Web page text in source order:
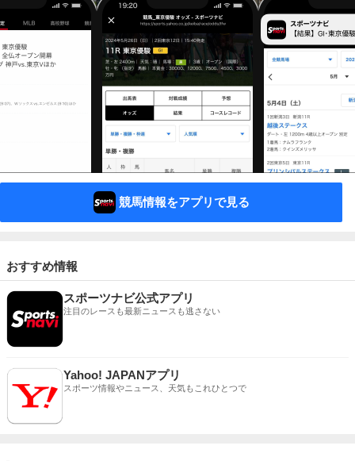
競馬情報をアプリで見る
おすすめ情報
スポーツナビ公式アプリ
注目のレースも最新ニュースも逃さない
Yahoo! JAPANアプリ
スポーツ情報やニュース、天気もこれひとつで